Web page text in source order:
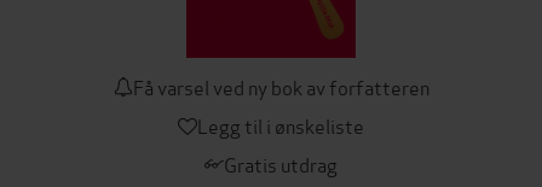
Få varsel ved ny bok av forfatteren
Legg til i ønskeliste
Gratis utdrag